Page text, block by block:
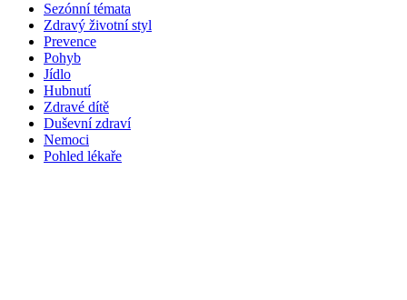
Sezónní témata
Zdravý životní styl
Prevence
Pohyb
Jídlo
Hubnutí
Zdravé dítě
Duševní zdraví
Nemoci
Pohled lékaře